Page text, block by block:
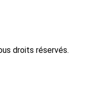
droits réservés.